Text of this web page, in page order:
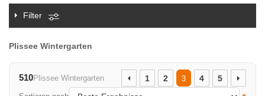
Filter
Plissee Wintergarten
510Plissee Wintergarten 1 2 3 4 5